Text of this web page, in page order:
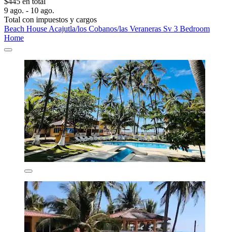
9 ago. - 10 ago.
Total con impuestos y cargos
Beach House Acajutla/los Cobanos/las Veraneras Sv 3 Bedroom
Home